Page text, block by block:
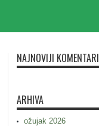
NAJNOVIJI KOMENTARI
ARHIVA
ožujak 2026